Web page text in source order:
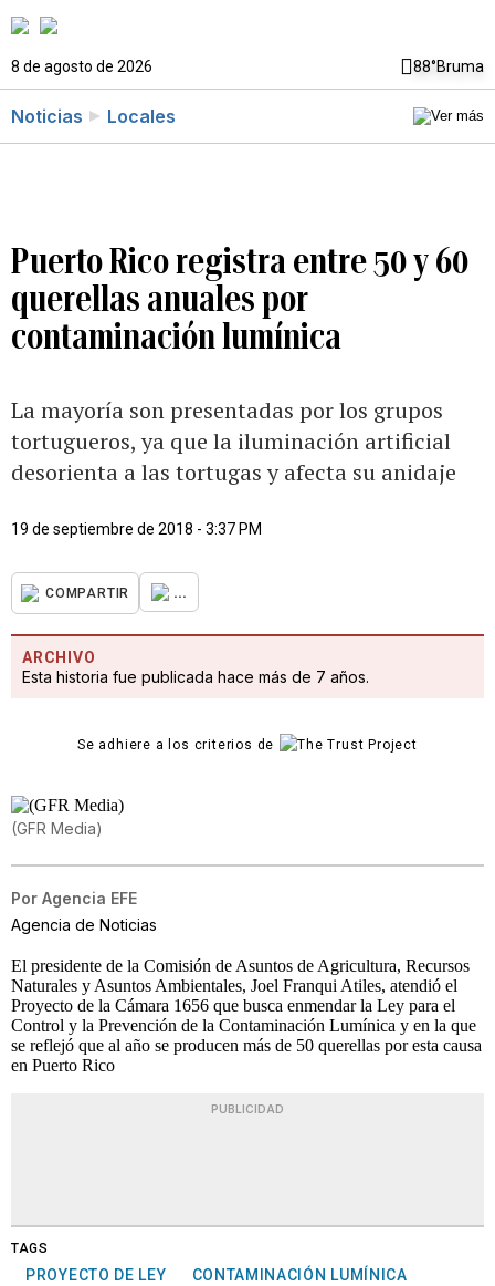
8 de agosto de 2026 88°Bruma
Noticias Locales
Puerto Rico registra entre 50 y 60
querellas anuales por
contaminación lumínica
La mayoría son presentadas por los grupos
tortugueros, ya que la iluminación artificial
desorienta a las tortugas y afecta su anidaje
19 de septiembre de 2018 - 3:37 PM
COMPARTIR ...
ARCHIVO
Esta historia fue publicada hace más de 7 años.
Se adhiere a los criterios de
(GFR Media)
Por Agencia EFE
Agencia de Noticias
El presidente de la Comisión de Asuntos de Agricultura, Recursos
Naturales y Asuntos Ambientales, Joel Franqui Atiles, atendió el
Proyecto de la Cámara 1656 que busca enmendar la Ley para el
Control y la Prevención de la Contaminación Lumínica y en la que
se reflejó que al año se producen más de 50 querellas por esta causa
en Puerto Rico
PUBLICIDAD
TAGS
PROYECTO DE LEY CONTAMINACIÓN LUMÍNICA